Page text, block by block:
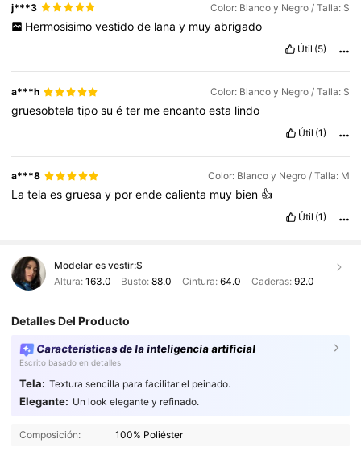
j***3 Color: Blanco y Negro / Talla: S
Hermosisimo vestido de lana y muy abrigado
Útil (5)
a***h Color: Blanco y Negro / Talla: S
gruesobtelatiposuéter meencantoesta lindo
Útil (1)
a***8 Color: Blanco y Negro / Talla: M
Latelaesgruesay porendecalienta muy bien 👍
Útil (1)
Modelar es vestir:S
Altura: 163.0 Busto:88.0 Cintura: 64.0 Caderas: 92.0
Detalles Del Producto
Características de la inteligencia artificial
Escrito basado en detalles
Tela: Textura sencilla para facilitar el peinado.
Elegante: Un look elegante y refinado.
Composición: 100% Poliéster
4,91 287K Seguidores
4,91 287K Seguidores